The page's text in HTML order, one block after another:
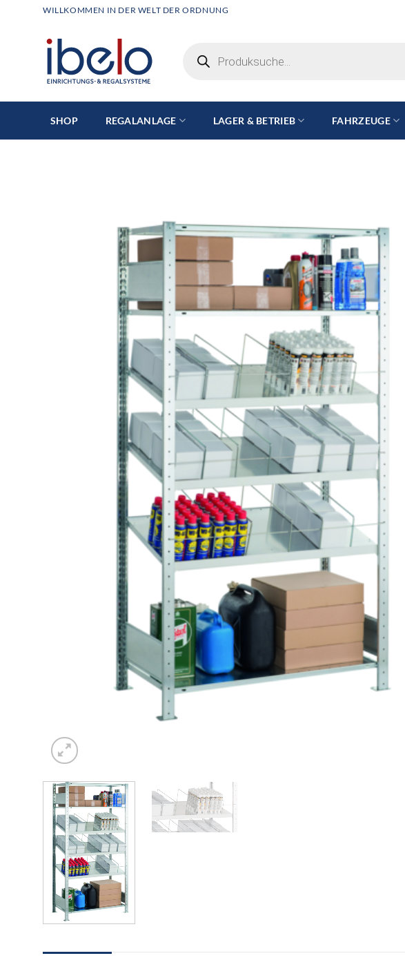
WILLKOMMEN IN DER WELT DER ORDNUNG
search
SHOP REGALANLAGE LAGER & BETRIEB FAHRZEUGE